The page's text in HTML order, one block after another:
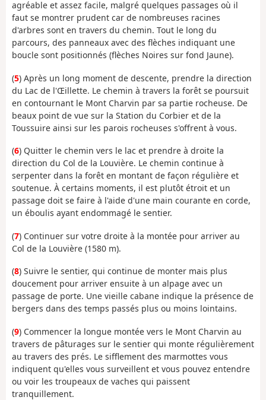
agréable et assez facile, malgré quelques passages où il
faut se montrer prudent car de nombreuses racines
d'arbres sont en travers du chemin. Tout le long du
parcours, des panneaux avec des flèches indiquant une
boucle sont positionnés (flèches Noires sur fond Jaune).
(5) Après un long moment de descente, prendre la direction
du Lac de l'Œillette. Le chemin à travers la forêt se poursuit
en contournant le Mont Charvin par sa partie rocheuse. De
beaux point de vue sur la Station du Corbier et de la
Toussuire ainsi sur les parois rocheuses s'offrent à vous.
(6) Quitter le chemin vers le lac et prendre à droite la
direction du Col de la Louvière. Le chemin continue à
serpenter dans la forêt en montant de façon régulière et
soutenue. À certains moments, il est plutôt étroit et un
passage doit se faire à l'aide d'une main courante en corde,
un éboulis ayant endommagé le sentier.
(7) Continuer sur votre droite à la montée pour arriver au
Col de la Louvière (1580 m).
(8) Suivre le sentier, qui continue de monter mais plus
doucement pour arriver ensuite à un alpage avec un
passage de porte. Une vieille cabane indique la présence de
bergers dans des temps passés plus ou moins lointains.
(9) Commencer la longue montée vers le Mont Charvin au
travers de pâturages sur le sentier qui monte régulièrement
au travers des prés. Le sifflement des marmottes vous
indiquent qu'elles vous surveillent et vous pouvez entendre
ou voir les troupeaux de vaches qui paissent
tranquillement.